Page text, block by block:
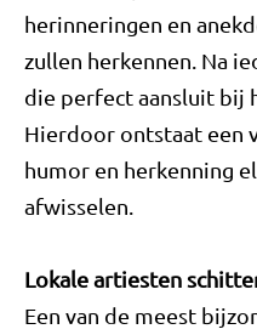
herinneringen en
zullen herkennen. Na
die perfect aansluit bij
Hierdoor ontstaat een
humor en herkenning
afwisselen.
Lokale artiesten
Een van de meest